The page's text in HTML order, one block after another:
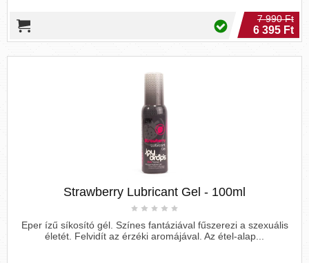
7 990 Ft
6 395 Ft
Strawberry Lubricant Gel - 100ml
Eper ízű síkosító gél. Színes fantáziával fűszerezi a szexuális
életét. Felvidít az érzéki aromájával. Az étel-alap...